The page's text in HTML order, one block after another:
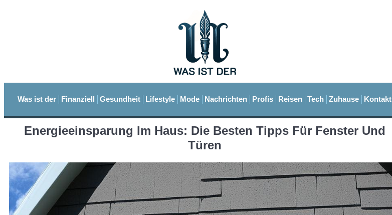
Was ist der Finanziell Gesundheit Lifestyle Mode Nachrichten Profis Reisen Tech Zuhause Kontakt
Energieeinsparung Im Haus: Die Besten Tipps Für Fenster Und
Türen